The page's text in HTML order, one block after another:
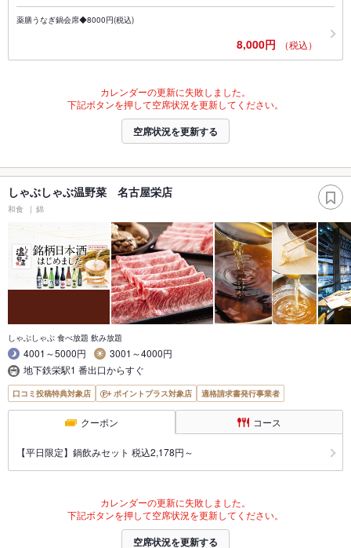
薬膳うなぎ鍋会席◆8000円(税込)
8,000円 （税込）
カレンダーの更新に失敗しました。
下記ボタンを押して空席状況を更新してください。
空席状況を更新する
しゃぶしゃぶ温野菜 名古屋栄店
和食 錦
しゃぶしゃぶ 食べ放題 飲み放題
4001～5000円
3001～4000円
地下鉄栄駅1 番出口からすぐ
口コミ投稿特典対象店 ポイントプラス対象店 適格請求書発行事業者
クーポン コース
【平日限定】鍋飲みセット 税込2,178円～
カレンダーの更新に失敗しました。
下記ボタンを押して空席状況を更新してください。
空席状況を更新する